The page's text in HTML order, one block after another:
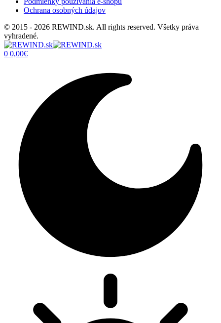
Ochrana osobných údajov
© 2015 - 2026 REWIND.sk. All rights reserved. Všetky práva
vyhradené.
0 0,00€